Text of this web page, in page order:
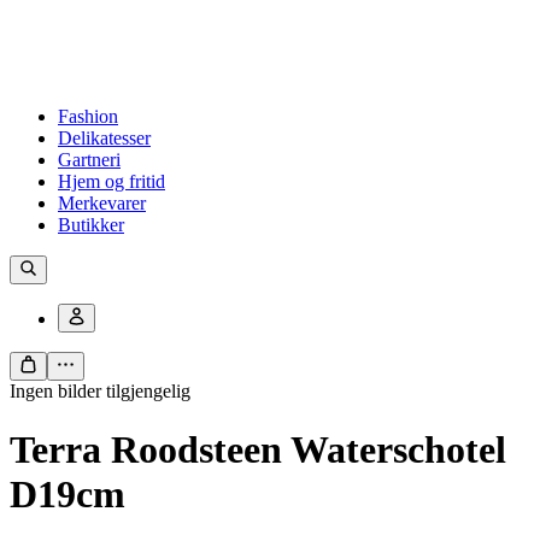
Fashion
Delikatesser
Gartneri
Hjem og fritid
Merkevarer
Butikker
Ingen bilder tilgjengelig
Terra Roodsteen Waterschotel
D19cm